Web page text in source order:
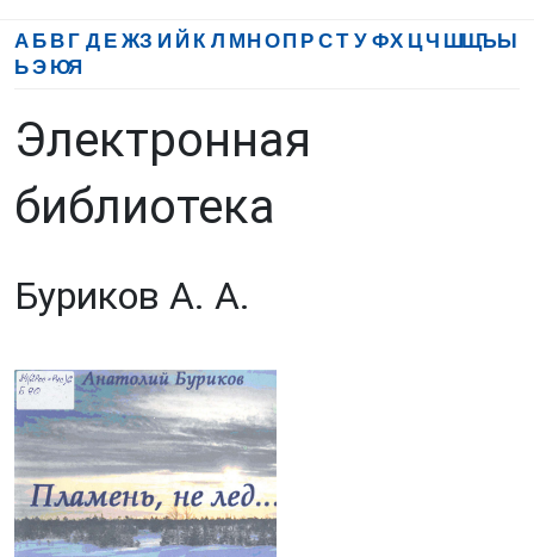
АБВГ ДЕЖЗ И Й К Л МНОП РСТ УФХ ЦЧ ШЩЪЫ
ЬЭЮЯ
Электронная
библиотека
Буриков А. А.